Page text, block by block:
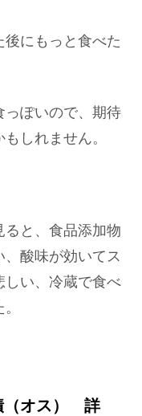
にもっと食べた
っぽいので、期待
しれません。
ると、食品添加物
酸味が効いてス
しい、冷蔵で食べ
（オス） 詳